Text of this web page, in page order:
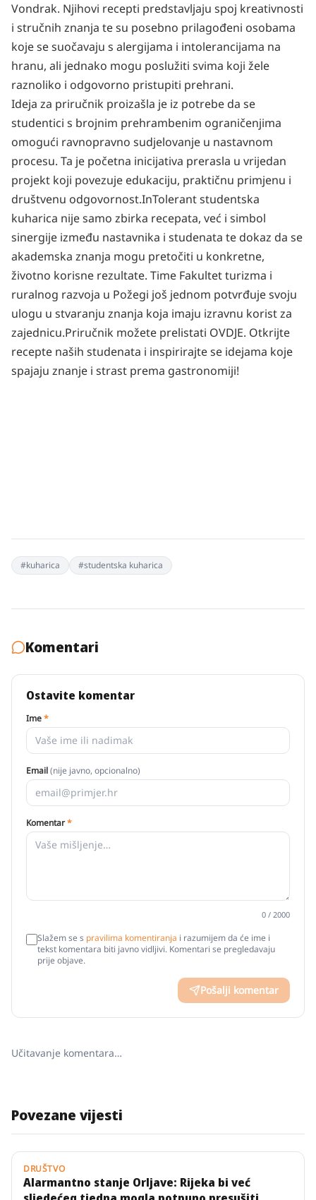
Vondrak. Njihovi recepti predstavljaju spoj kreativnosti
i stručnih znanja te su posebno prilagođeni osobama
koje se suočavaju s alergijama i intolerancijama na
hranu, ali jednako mogu poslužiti svima koji žele
raznoliko i odgovorno pristupiti prehrani.
Ideja za priručnik proizašla je iz potrebe da se
studentici s brojnim prehrambenim ograničenjima
omogući ravnopravno sudjelovanje u nastavnom
procesu. Ta je početna inicijativa prerasla u vrijedan
projekt koji povezuje edukaciju, praktičnu primjenu i
društvenu odgovornost.InTolerant studentska
kuharica nije samo zbirka recepata, već i simbol
sinergije između nastavnika i studenata te dokaz da se
akademska znanja mogu pretočiti u konkretne,
životno korisne rezultate. Time Fakultet turizma i
ruralnog razvoja u Požegi još jednom potvrđuje svoju
ulogu u stvaranju znanja koja imaju izravnu korist za
zajednicu.Priručnik možete prelistati OVDJE. Otkrijte
recepte naših studenata i inspirirajte se idejama koje
spajaju znanje i strast prema gastronomiji!
#kuharica #studentska kuharica
Komentari
Ostavite komentar
Ime*
Email(nije javno, opcionalno)
Komentar*
0 / 2000
Slažem se s pravilima komentiranja i razumijem da će ime i
tekst komentara biti javno vidljivi. Komentari se pregledavaju
prije objave.
Pošalji komentar
Učitavanje komentara…
Povezane vijesti
DRUŠTVO
Alarmantno stanje Orljave: Rijeka bi već